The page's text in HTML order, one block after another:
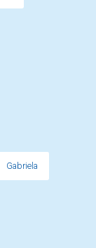
Gabriela